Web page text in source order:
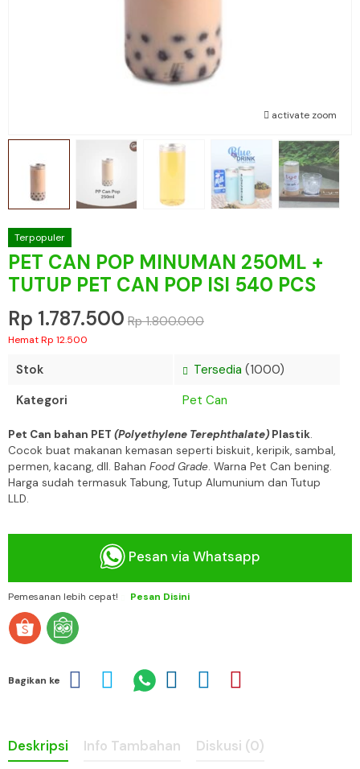
activate zoom
Terpopuler
PET CAN POP MINUMAN 250ML +
TUTUP PET CAN POP ISI 540 PCS
Rp 1.787.500 Rp 1.800.000
Hemat Rp 12.500
Stok Tersedia (1000)
Kategori
Pet Can
Pet Can bahan PET (Polyethylene Terephthalate)Plastik.
Cocok buat makanan kemasan seperti biskuit, keripik, sambal,
permen, kacang, dll. Bahan Food Grade. Warna Pet Can bening.
Harga sudah termasuk Tabung, Tutup Alumunium dan Tutup
LLD.
Pesan via Whatsapp
Pemesanan lebih cepat! Pesan Disini
Bagikan ke
Deskripsi Info Tambahan Diskusi (0)